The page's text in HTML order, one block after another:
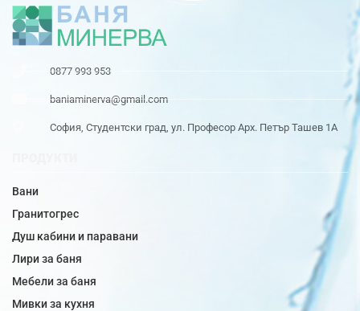
0877 993 953
baniaminerva@gmail.com
София, Студентски град, ул. Професор Арх. Петър Ташев 1А
Вани
Гранитогрес
Душ кабини и паравани
Лири за баня
Мебели за баня
Мивки за кухня